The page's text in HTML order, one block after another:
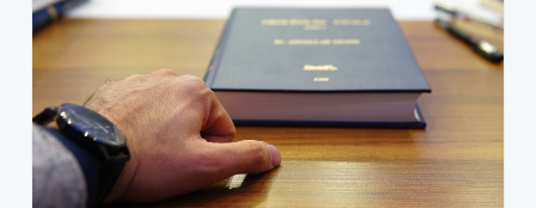
o
testemunhas
na
sua
validade
jurídica